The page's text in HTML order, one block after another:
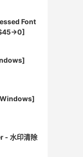
Font
- 水印清除